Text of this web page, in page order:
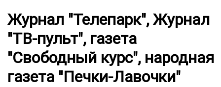
Журнал "Телепарк", Журнал
"ТВ-пульт", газета
"Свободный курс", народная
газета "Печки-Лавочки"